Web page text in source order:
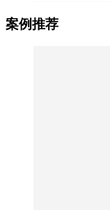
案例推荐